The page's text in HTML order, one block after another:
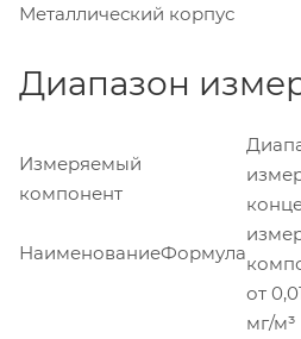
Металлический корпус
Диапазон
Измеряемый
компонент
НаименованиеФормула
от
мг/м³